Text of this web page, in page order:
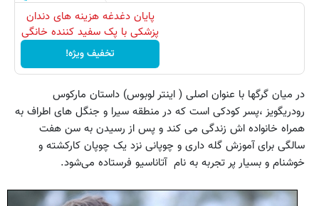
پایان دغدغه هزینه های دندان
پزشکی با پک سفید کننده خانگی
تخفیف ویژه!
در میان گرگها با عنوان اصلی ( اینتر لوبوس) داستان مارکوس
رودریگویز ،پسر کودکی است که در منطقه سیرا و جنگل های اطراف به
همراه خانواده اش زندگی می کند و پس از رسیدن به سن هفت
سالگی برای آموزش گله داری و چوپانی نزد یک چوپان کارکشته و
خوشنام و بسیار پر تجربه به نام آتاناسیو فرستاده می‌شود.